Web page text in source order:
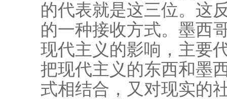
的代表就是这三位。这
的一种接收方式。墨西
现代主义的影响，主要
把现代主义的东西和墨
式相结合，又对现实的